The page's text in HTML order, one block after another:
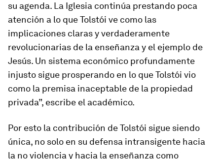
su agenda. La Iglesia continúa prestando poca
atención a lo que Tolstói ve como las
implicaciones claras y verdaderamente
revolucionarias de la enseñanza y el ejemplo de
Jesús. Un sistema económico profundamente
injusto sigue prosperando en lo que Tolstói vio
como la premisa inaceptable de la propiedad
privada”, escribe el académico.
Por esto la contribución de Tolstói sigue siendo
única, no solo en su defensa intransigente hacia
la no violencia y hacia la enseñanza como